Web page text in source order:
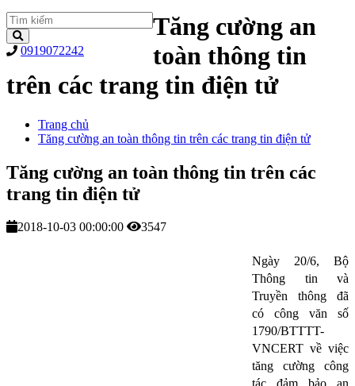
0919072242
Tăng cường an
toàn thông tin
trên các trang tin điện tử
Trang chủ
Tăng cường an toàn thông tin trên các trang tin điện tử
Tăng cường an toàn thông tin trên các
trang tin điện tử
2018-10-03 00:00:00 3547
Ngày 20/6, Bộ
Thông tin và
Truyền thông đã
có công văn số
1790/BTTTT-
VNCERT về việc
tăng cường công
tác đảm bảo an